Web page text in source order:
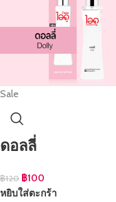
Sale
ดอลลี่
฿120 ฿100
หยิบใส่ตะกร้า